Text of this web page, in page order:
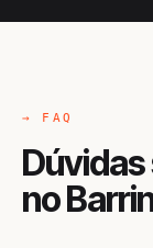
→ FAQ
no